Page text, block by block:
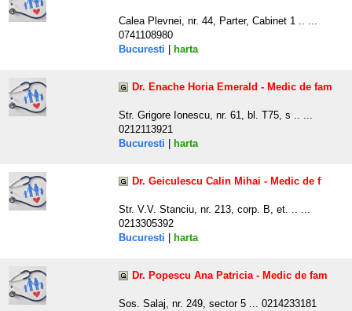
Calea Plevnei, nr. 44, Parter, Cabinet 1 .. ...
0741108980
Bucuresti
harta
Dr. Enache Horia Emerald - Medic de fam
Str. Grigore Ionescu, nr. 61, bl. T75, s .. ...
0212113921
Bucuresti
harta
Dr. Geiculescu Calin Mihai - Medic de f
Str. V.V. Stanciu, nr. 213, corp. B, et. .. ...
0213305392
Bucuresti
harta
Dr. Popescu Ana Patricia - Medic de fam
Sos. Salaj, nr. 249, sector 5 ... 0214233181